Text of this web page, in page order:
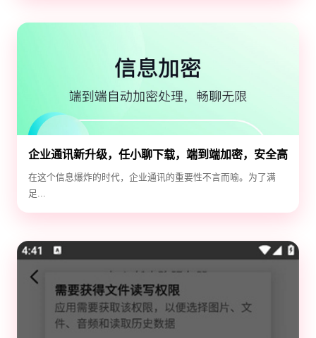
企业通讯新升级，任小聊下载，端到端加密，安全高
效！
在这个信息爆炸的时代，企业通讯的重要性不言而喻。为了满
足...